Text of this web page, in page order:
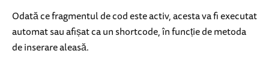
Odată ce fragmentul de cod este activ, acesta va fi executat
automat sau afișat ca un shortcode, în funcție de metoda
de inserare aleasă.